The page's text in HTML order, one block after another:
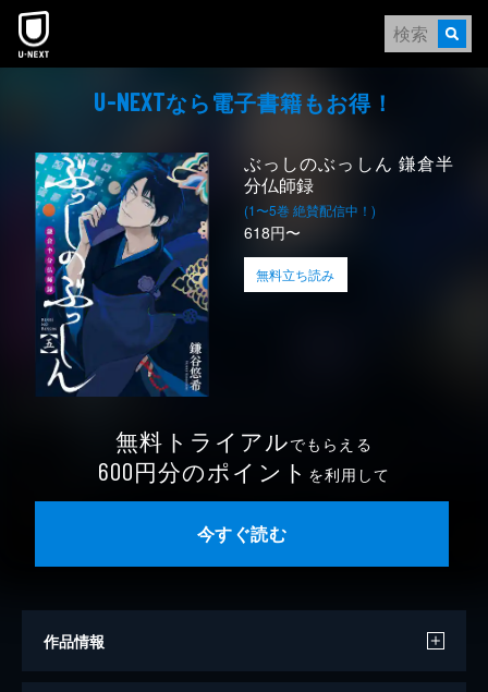
本文へスキップ
U-NEXTなら電⼦書籍もお得！
ぶっしのぶっしん 鎌倉半
分仏師録
(1〜5巻 絶賛配信中！)
618円〜
無料立ち読み
無料トライアルでもらえる
600円分のポイント を利用して
今すぐ読む
作品情報